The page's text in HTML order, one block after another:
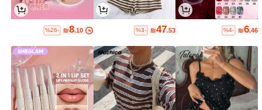
₪6.46
%4-
₪47.53
%3-
₪8.10
%26-